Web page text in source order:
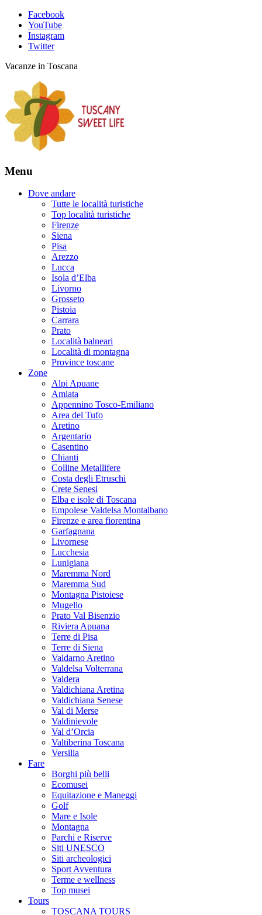
Facebook
YouTube
Instagram
Twitter
Vacanze in Toscana
Menu
Dove andare
Tutte le località turistiche
Top località turistiche
Firenze
Siena
Pisa
Arezzo
Lucca
Isola d’Elba
Livorno
Grosseto
Pistoia
Carrara
Prato
Località balneari
Località di montagna
Province toscane
Zone
Alpi Apuane
Amiata
Appennino Tosco-Emiliano
Area del Tufo
Aretino
Argentario
Casentino
Chianti
Colline Metallifere
Costa degli Etruschi
Crete Senesi
Elba e isole di Toscana
Empolese Valdelsa Montalbano
Firenze e area fiorentina
Garfagnana
Livornese
Lucchesia
Lunigiana
Maremma Nord
Maremma Sud
Montagna Pistoiese
Mugello
Prato Val Bisenzio
Riviera Apuana
Terre di Pisa
Terre di Siena
Valdarno Aretino
Valdelsa Volterrana
Valdera
Valdichiana Aretina
Valdichiana Senese
Val di Merse
Valdinievole
Val d’Orcia
Valtiberina Toscana
Versilia
Fare
Borghi più belli
Ecomusei
Equitazione e Maneggi
Golf
Mare e Isole
Montagna
Parchi e Riserve
Siti UNESCO
Siti archeologici
Sport Avventura
Terme e wellness
Top musei
Tours
TOSCANA TOURS